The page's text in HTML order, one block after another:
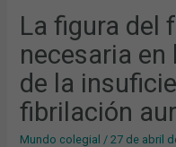
La figura del
necesaria
de la
fibrilación
Mundo colegial /27 de abril
ASISTENCIAL
DE
LA
INSUFICIENCIA
CARDÍACA
LA
FIBRILACIÓN
AURICULAR